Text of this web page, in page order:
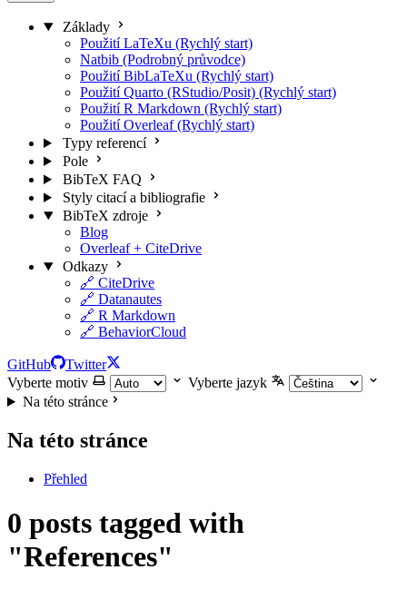
Základy
Použití LaTeXu (Rychlý start)
Natbib (Podrobný průvodce)
Použití BibLaTeXu (Rychlý start)
Použití Quarto (RStudio/Posit) (Rychlý start)
Použití R Markdown (Rychlý start)
Použití Overleaf (Rychlý start)
Typy referencí
Pole
BibTeX FAQ
Styly citací a bibliografie
BibTeX zdroje
Blog
Overleaf + CiteDrive
Odkazy
🔗 CiteDrive
🔗 Datanautes
🔗 R Markdown
🔗 BehaviorCloud
GitHub
Twitter
Vyberte motiv
Vyberte jazyk
Na této stránce
Na této stránce
Přehled
0 posts tagged with
"References"